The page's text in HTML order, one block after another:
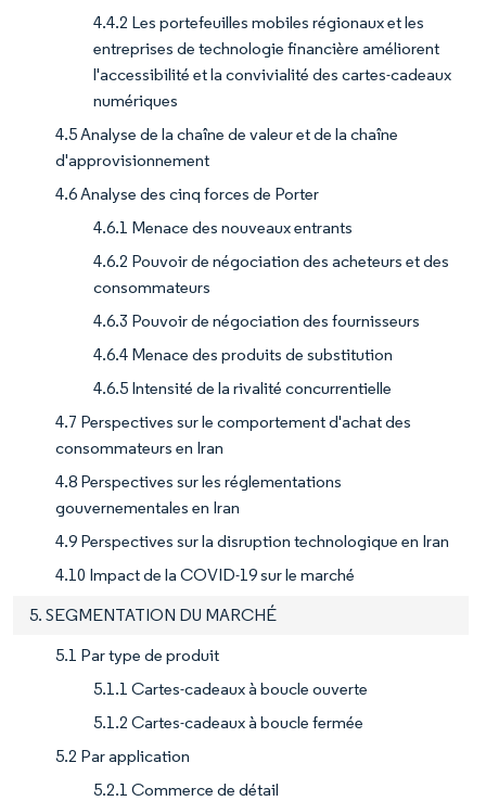
4.4.2 Les portefeuilles mobiles régionaux et les
entreprises de technologie financière améliorent
l'accessibilité et la convivialité des cartes-cadeaux
numériques
4.5 Analyse de la chaîne de valeur et de la chaîne
d'approvisionnement
4.6 Analyse des cinq forces de Porter
4.6.1 Menace des nouveaux entrants
4.6.2 Pouvoir de négociation des acheteurs et des
consommateurs
4.6.3 Pouvoir de négociation des fournisseurs
4.6.4 Menace des produits de substitution
4.6.5 Intensité de la rivalité concurrentielle
4.7 Perspectives sur le comportement d'achat des
consommateurs en Iran
4.8 Perspectives sur les réglementations
gouvernementales en Iran
4.9 Perspectives sur la disruption technologique en Iran
4.10 Impact de la COVID-19 sur le marché
5. SEGMENTATION DU MARCHÉ
5.1 Par type de produit
5.1.1 Cartes-cadeaux à boucle ouverte
5.1.2 Cartes-cadeaux à boucle fermée
5.2 Par application
5.2.1 Commerce de détail